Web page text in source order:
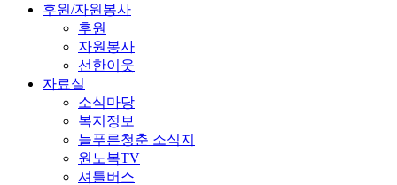
후원/자원봉사
후원
자원봉사
선한이웃
자료실
소식마당
복지정보
늘푸른청춘 소식지
원노복TV
셔틀버스